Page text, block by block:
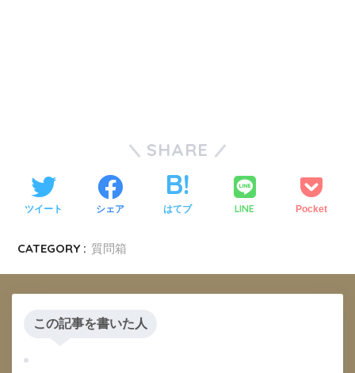
SHARE
ツイート シェア はてブ LINE Pocket
CATEGORY : 質問箱
この記事を書いた人